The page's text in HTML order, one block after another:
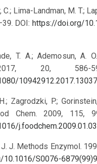
C.; Lima-Landman, M. T.;
DOI:https://doi.org/
T. A.; Ademosun, A.
2017, 20,
Zagrodzki, P.;
Chem. 2009, 115,
J. J. Methods Enzymol.
10.1016/S0076-